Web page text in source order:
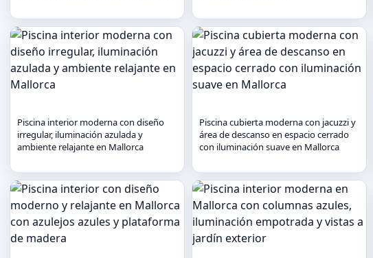
Piscina interior moderna con diseño
irregular, iluminación azulada y
ambiente relajante en Mallorca
Piscina cubierta moderna con jacuzzi y
área de descanso en espacio cerrado
con iluminación suave en Mallorca